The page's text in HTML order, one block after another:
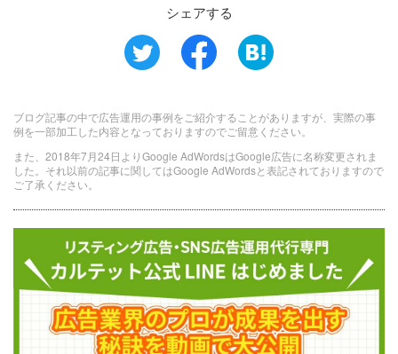
シェアする
ブログ記事の中で広告運用の事例をご紹介することがありますが、実際の事
例を一部加工した内容となっておりますのでご留意ください。
また、2018年7月24日よりGoogle AdWordsはGoogle広告に名称変更されま
した。それ以前の記事に関してはGoogle AdWordsと表記されておりますので
ご了承ください。